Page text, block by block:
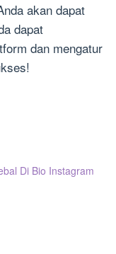
akan dapat
dapat
dan mengatur
Di Bio Instagram